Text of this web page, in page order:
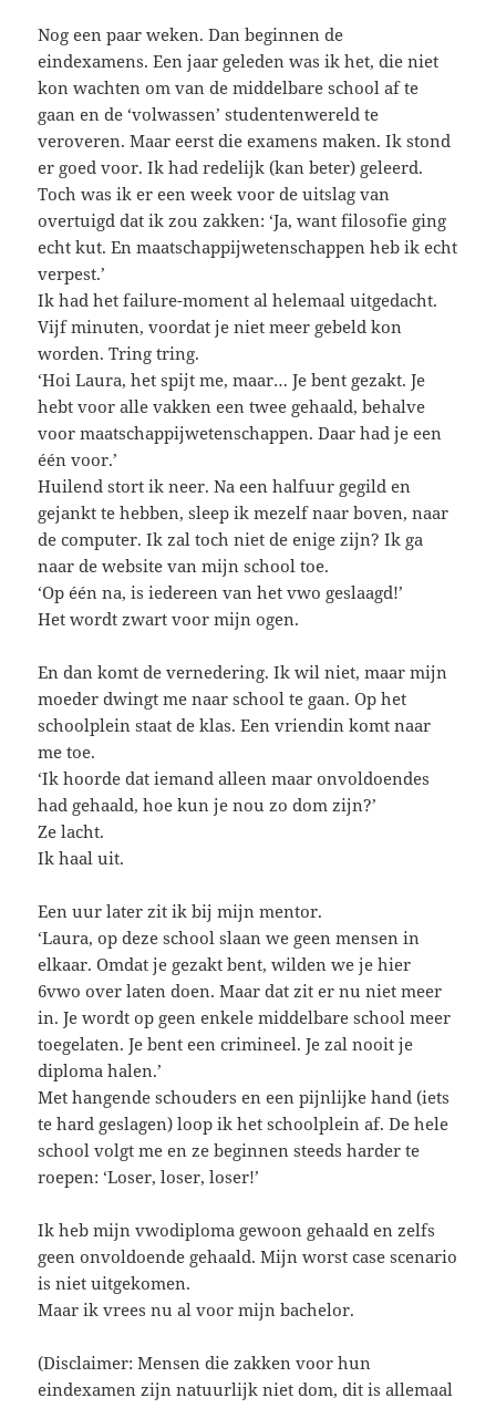
Nog een paar weken. Dan beginnen de
eindexamens. Een jaar geleden was ik het, die niet
kon wachten om van de middelbare school af te
gaan en de ‘volwassen’ studentenwereld te
veroveren. Maar eerst die examens maken. Ik stond
er goed voor. Ik had redelijk (kan beter) geleerd.
Toch was ik er een week voor de uitslag van
overtuigd dat ik zou zakken: ‘Ja, want filosofie ging
echt kut. En maatschappijwetenschappen heb ik echt
verpest.’
Ik had het failure-moment al helemaal uitgedacht.
Vijf minuten, voordat je niet meer gebeld kon
worden. Tring tring.
‘Hoi Laura, het spijt me, maar… Je bent gezakt. Je
hebt voor alle vakken een twee gehaald, behalve
voor maatschappijwetenschappen. Daar had je een
één voor.’
Huilend stort ik neer. Na een halfuur gegild en
gejankt te hebben, sleep ik mezelf naar boven, naar
de computer. Ik zal toch niet de enige zijn? Ik ga
naar de website van mijn school toe.
‘Op één na, is iedereen van het vwo geslaagd!’
Het wordt zwart voor mijn ogen.
En dan komt de vernedering. Ik wil niet, maar mijn
moeder dwingt me naar school te gaan. Op het
schoolplein staat de klas. Een vriendin komt naar
me toe.
‘Ik hoorde dat iemand alleen maar onvoldoendes
had gehaald, hoe kun je nou zo dom zijn?’
Ze lacht.
Ik haal uit.
Een uur later zit ik bij mijn mentor.
‘Laura, op deze school slaan we geen mensen in
elkaar. Omdat je gezakt bent, wilden we je hier
6vwo over laten doen. Maar dat zit er nu niet meer
in. Je wordt op geen enkele middelbare school meer
toegelaten. Je bent een crimineel. Je zal nooit je
diploma halen.’
Met hangende schouders en een pijnlijke hand (iets
te hard geslagen) loop ik het schoolplein af. De hele
school volgt me en ze beginnen steeds harder te
roepen: ‘Loser, loser, loser!’
Ik heb mijn vwodiploma gewoon gehaald en zelfs
geen onvoldoende gehaald. Mijn worst case scenario
is niet uitgekomen.
Maar ik vrees nu al voor mijn bachelor.
(Disclaimer: Mensen die zakken voor hun
eindexamen zijn natuurlijk niet dom, dit is allemaal